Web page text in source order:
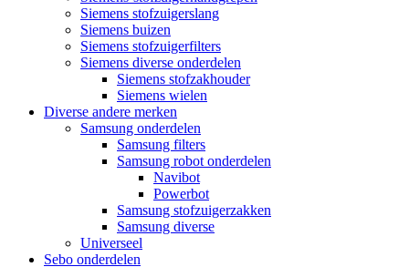
Siemens stofzuigerslang
Siemens buizen
Siemens stofzuigerfilters
Siemens diverse onderdelen
Siemens stofzakhouder
Siemens wielen
Diverse andere merken
Samsung onderdelen
Samsung filters
Samsung robot onderdelen
Navibot
Powerbot
Samsung stofzuigerzakken
Samsung diverse
Universeel
Sebo onderdelen